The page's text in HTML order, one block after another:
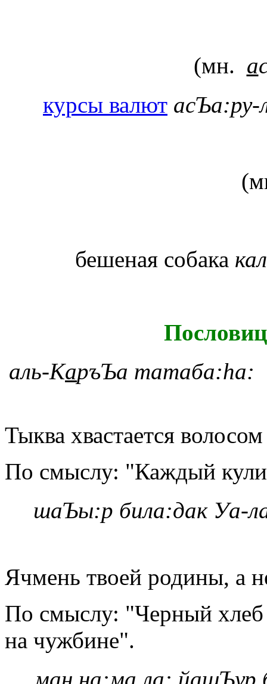
(мн. а
курсы валют
бешеная собака
аль-КаръЪа татаба:hа:
Тыква хвастается
По смыслу: "Каждый
шаЪы:р била:дак Уа-
Ячмень твоей родины, а
По смыслу: "Черный хлеб
на чужбине".
ман на:ма ла: йашЪур